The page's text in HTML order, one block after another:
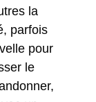
la
parfois
pour
le